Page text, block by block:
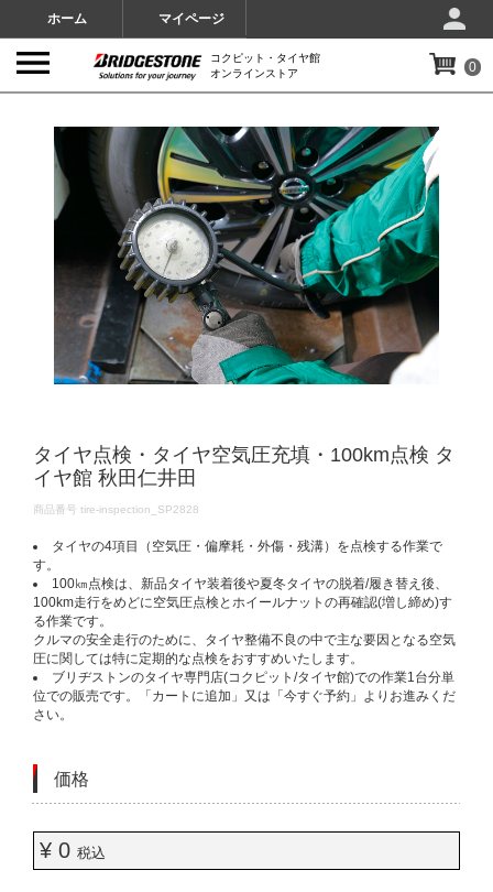
ホーム マイページ
コクピット・タイヤ館
オンラインストア
0
タイヤ点検・タイヤ空気圧充填・100km点検 タ
イヤ館 秋田仁井田
DETAILS
商品番号 tire-inspection_SP2828
タイヤの4項目（空気圧・偏摩耗・外傷・残溝）を点検する作業で
す。​
100㎞点検は、新品タイヤ装着後や夏冬タイヤの脱着/履き替え後、
100km走行をめどに空気圧点検とホイールナットの再確認(増し締め)す
る作業です。​
クルマの安全走行のために、タイヤ整備不良の中で主な要因となる空気
圧に関しては特に定期的な点検をおすすめいたします。​
ブリヂストンのタイヤ専門店(コクピット/タイヤ館)での作業1台分単
位での販売です。「カートに追加」又は「今すぐ予約」よりお進みくだ
さい。​
価格
¥ 0 税込